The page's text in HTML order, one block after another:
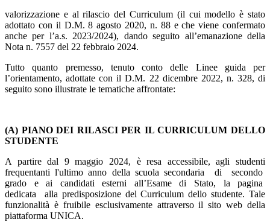
valorizzazione e al rilascio del Curriculum (il cui modello è stato
adottato con il D.M. 8 agosto 2020, n. 88 e che viene confermato
anche per l’a.s. 2023/2024), dando seguito all’emanazione della
Nota n. 7557 del 22 febbraio 2024.
Tutto quanto premesso, tenuto conto delle Linee guida per
l’orientamento, adottate con il D.M. 22 dicembre 2022, n. 328, di
seguito sono illustrate le tematiche affrontate:
(A) PIANO DEI RILASCI PER IL CURRICULUM DELLO
STUDENTE
A partire dal 9 maggio 2024, è resa accessibile, agli studenti
frequentanti l'ultimo anno della scuolasecondaria di
secondo
grado
e ai candidati esterni all’Esame di Stato, la
pagina
dedicata
alla predisposizione del Curriculum dello studente. Tale
funzionalità è fruibile esclusivamente attraversoil sito web della
piattaforma UNICA.